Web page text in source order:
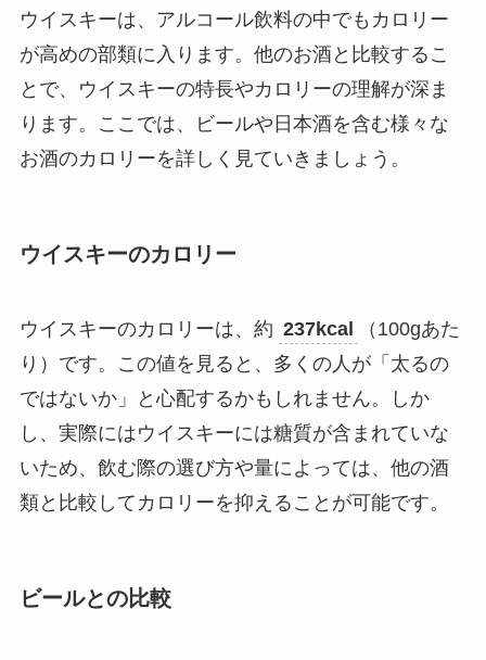
ウイスキーは、アルコール飲料の中でもカロリー
が高めの部類に入ります。他のお酒と比較するこ
とで、ウイスキーの特長やカロリーの理解が深ま
ります。ここでは、ビールや日本酒を含む様々な
お酒のカロリーを詳しく見ていきましょう。
ウイスキーのカロリー
ウイスキーのカロリーは、約 237kcal
（100gあた
り）です。この値を見ると、多くの人が「太るの
ではないか」と心配するかもしれません。しか
し、実際にはウイスキーには糖質が含まれていな
いため、飲む際の選び方や量によっては、他の酒
類と比較してカロリーを抑えることが可能です。
ビールとの比較